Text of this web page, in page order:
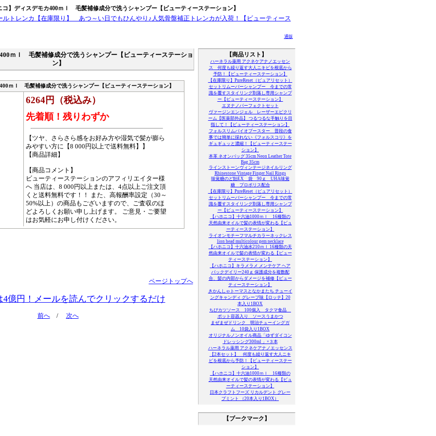
コ】ディスデモカ400ｍｌ 毛髪補修成分で洗うシャンプー【ビューティーステーション】
通販
【商品リスト】
ハーネラル薬用 アクネケアナノエッセン
ス 何度も繰り返す大人ニキビを根底から
予防！【ビューティーステーション】
【在庫限り】PureReset（ピュアリセット）
セットリムーバーシャンプー 今までの常
識を覆すスタイリング剤落し専用シャンプ
ー【ビューティーステーション】
エヌナノパーフェクトセット
ヴァージンエンジェル レーザーエピクリ
ーム【医薬部外品】 つるつるな手触りを目
指して！【ビューティーステーション】
フォルスリムバイオブースター 普段の食
事では簡単に採れない《フォルスコリ》を
ギュギュッと濃縮！【ビューティーステー
ション】
本革 ネオンバッグ 35cm Neon Leather Tote
Bag 35cm
ラインストーンヴィンテージネイルリング
Rhinestone Vintage Finger Nail Rings
味覚糖のど飴EX 袋 90ｇ UHA味覚
糖 プロポリス配合
【在庫限り】PureReset（ピュアリセット）
セットリムーバーシャンプー 今までの常
識を覆すスタイリング剤落し専用シャンプ
ー【ビューティーステーション】
【ハホニコ】十六油1000ｍｌ 16種類の
天然由来オイルで髪の表情が変わる【ビュ
ーティーステーション】
ライオンモチーフマルチカラーネックレス
lion head multicolour gem necklace
【ハホニコ】十六油水210ｍｌ 16種類の天
然由来オイルで髪の表情が変わる【ビュー
ティーステーション】
【ハホニコ】キラメラメ メンテケア ヘア
パックデイリー240ｇ 保護成分を複数配
合、髪の内部からダメージを補修【ビュー
ティーステーション】
きかんしゃトーマスとなかまたち チューイ
ングキャンディ グレープ味【ロッテ】20
本入り1BOX
ちびカツソース 100個入 タクマ食品
ポット容器入り ソースうまかつ
まぜまぜドリンク 明治チューイングガ
ム 10袋入り1BOX
オリジナルノンオイル商品「ゆずダイコン
ドレッシング300ml 」×３本
ハーネラル薬用 アクネケアナノエッセンス
【2本セット】 何度も繰り返す大人ニキ
ビを根底から予防！【ビューティーステー
ション】
【ハホニコ】十六油1000ｍｌ 16種類の
天然由来オイルで髪の表情が変わる【ビュ
ーティーステーション】
日本クラフトフーズ リカルデント グレー
プミント （20本入り1BOX）
【ブークマーク】
400ｍｌ 毛髪補修成分で洗うシャンプー【ビューティーステーショ
ン】
ｍｌ 毛髪補修成分で洗うシャンプー【ビューティーステーション】
6264円（税込み）
先着順！残りわずか
【ツヤ、さらさら感をお好み方や湿気で髪が膨ら
みやすい方に【8 000円以上で送料無料】】
【商品詳細】
【商品コメント】
ビューティーステーションのアフィリエイター様
へ 当店は、8 000円以上または、4点以上ご注文頂
くと送料無料です！！ また、高報酬率設定（30～
50%以上）の商品もございますので、ご査収のほ
どよろしくお願い申し上げます。 ご意見・ご要望
はお気軽にお申し付けください。
ページトップへ
4億円！メールを読んでクリックするだけ
前へ/ 次へ